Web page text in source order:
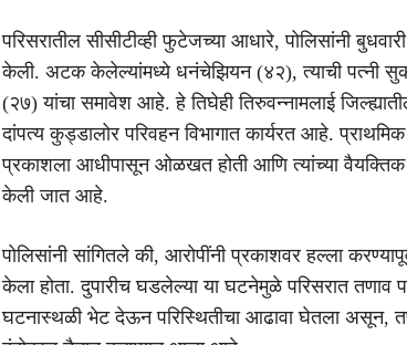
परिसरातील सीसीटीव्ही फुटेजच्या आधारे, पोलिसांनी
केली. अटक केलेल्यांमध्ये धनंचेझियन (४२), त्याची पत्नी
(२७) यांचा समावेश आहे. हे तिघेही तिरुवन्नामलाई
दांपत्य कुड्डालोर परिवहन विभागात कार्यरत आहे.
प्रकाशला आधीपासून ओळखत होती आणि त्यांच्या वैयक्तिक
केली जात आहे.
पोलिसांनी सांगितले की, आरोपींनी प्रकाशवर हल्ला
केला होता. दुपारीच घडलेल्या या घटनेमुळे परिसरात तणाव
घटनास्थळी भेट देऊन परिस्थितीचा आढावा घेतला असून,